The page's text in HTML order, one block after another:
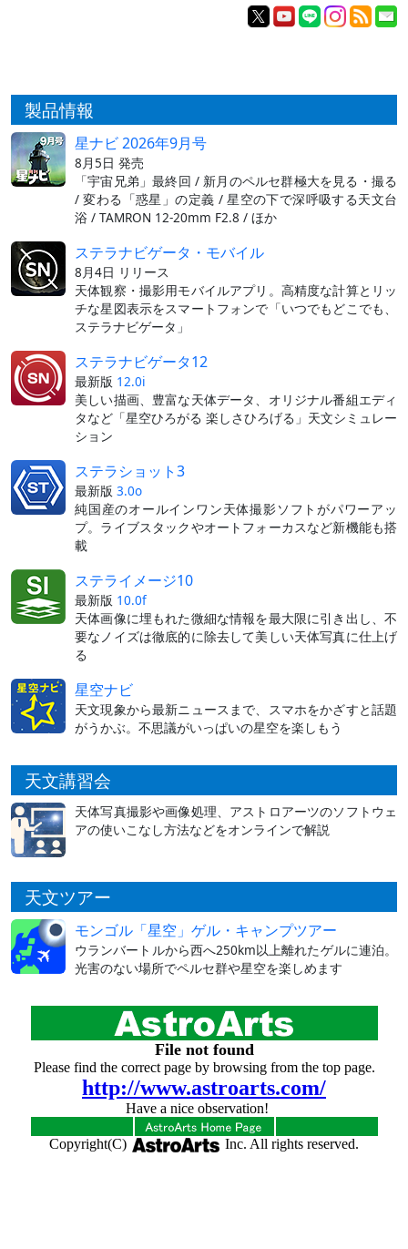
製品情報
星ナビ 2026年9月号
8月5日 発売
「宇宙兄弟」最終回 / 新月のペルセ群極大を見る・撮る
/ 変わる「惑星」の定義 / 星空の下で深呼吸する天文台
浴 / TAMRON 12-20mm F2.8 / ほか
ステラナビゲータ・モバイル
8月4日 リリース
天体観察・撮影用モバイルアプリ。高精度な計算とリッ
チな星図表示をスマートフォンで「いつでもどこでも、
ステラナビゲータ」
ステラナビゲータ12
最新版 12.0i
美しい描画、豊富な天体データ、オリジナル番組エディ
タなど「星空ひろがる 楽しさひろげる」天文シミュレー
ション
ステラショット3
最新版 3.0o
純国産のオールインワン天体撮影ソフトがパワーアッ
プ。ライブスタックやオートフォーカスなど新機能も搭
載
ステライメージ10
最新版 10.0f
天体画像に埋もれた微細な情報を最大限に引き出し、不
要なノイズは徹底的に除去して美しい天体写真に仕上げ
る
星空ナビ
天文現象から最新ニュースまで、スマホをかざすと話題
がうかぶ。不思議がいっぱいの星空を楽しもう
天文講習会
天体写真撮影や画像処理、アストロアーツのソフトウェ
アの使いこなし方法などをオンラインで解説
天文ツアー
モンゴル「星空」ゲル・キャンプツアー
ウランバートルから西へ250km以上離れたゲルに連泊。
光害のない場所でペルセ群や星空を楽しめます